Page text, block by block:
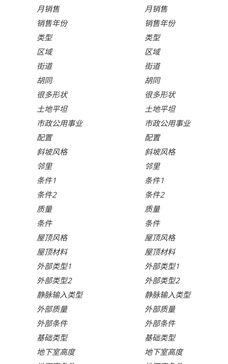
月销售
月销售
销售年份
销售年份
类型
类型
区域
区域
街道
街道
胡同
胡同
很多形状
很多形状
土地平坦
土地平坦
市政公用事业
市政公用事业
配置
配置
斜坡风格
斜坡风格
邻里
邻里
条件1
条件1
条件2
条件2
质量
质量
条件
条件
屋顶风格
屋顶风格
屋顶材料
屋顶材料
外部类型1
外部类型1
外部类型2
外部类型2
静脉输入类型
静脉输入类型
外部质量
外部质量
外部条件
外部条件
基础类型
基础类型
地下室高度
地下室高度